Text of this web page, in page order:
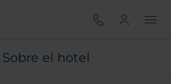
Sobre el hotel